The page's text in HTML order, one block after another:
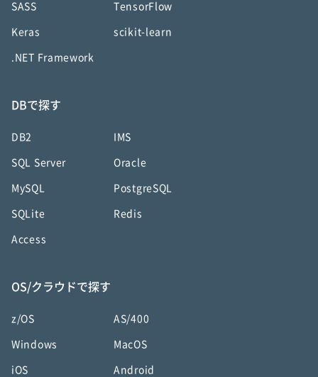
SASS TensorFlow
Keras scikit-learn
.NET Framework
DBで探す
DB2 IMS
SQL Server Oracle
MySQL PostgreSQL
SQLite Redis
Access
OS/クラウドで探す
z/OS AS/400
Windows MacOS
iOS Android